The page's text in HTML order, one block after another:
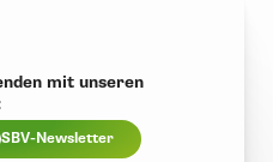
mit unseren
SBV-Newsletter